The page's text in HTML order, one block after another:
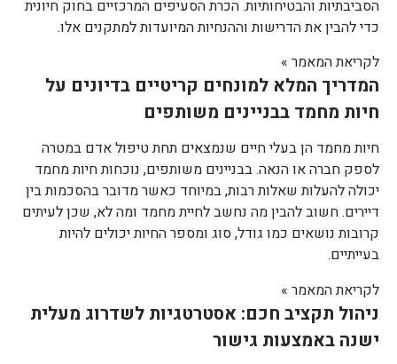
הסביבתיות והבטיחותיות. הכרת הסעיפים המרכזיים בחוק חיונית
כדי להבין את הדרישות וההנחיות המיועדות למתקנים אלו.
לקריאת המאמר »
המדריך המלא למונחים קריטיים בדיונים על
חיות מחמד בבניינים משותפים
חיות מחמד הן בעלי חיים שנמצאים תחת טיפול אדם במטרה
לספק חברה או הנאה. בבניינים משותפים, נוכחות חיות מחמד
יכולה להעלות שאלות רבות, במיוחד כאשר מדובר בהסכמות בין
דיירים. חשוב להבין מה נחשב לחיית מחמד ומה לא, שכן לעיתים
קרובות נושאים כמו גודל, סוג ומספר החיות יכולים להיות
בעייתיים.
לקריאת המאמר »
ניהול תקציב חכם: אסטרטגיות לשדרוג מעלית
ישנה באמצעות גישור